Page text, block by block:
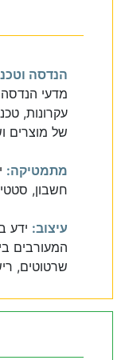
הנדסה
מדעי הנדסה
עקרונות,
של מוצרים
מתמטיקה:
חשבון,
עיצוב: ידע
המעורבים
שרטוטים,